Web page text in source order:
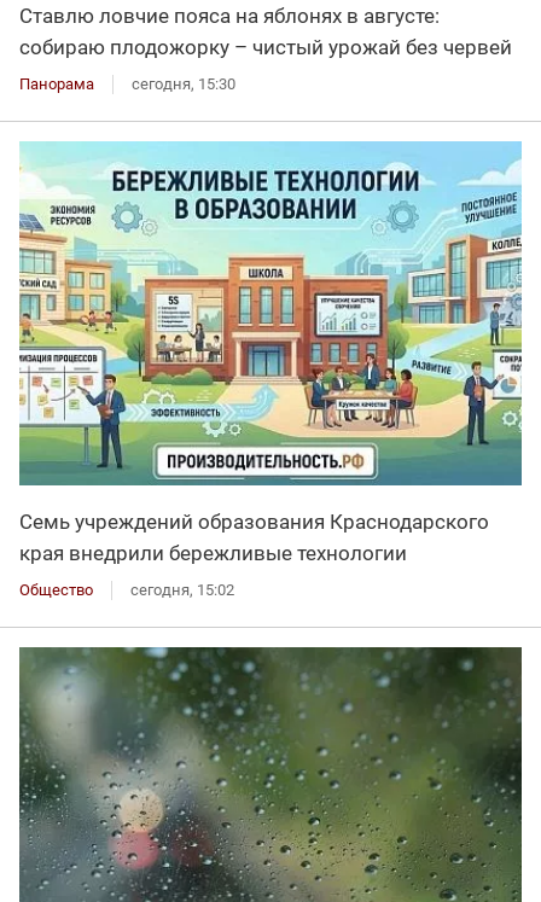
Ставлю ловчие пояса на яблонях в августе:
собираю плодожорку – чистый урожай без червей
Панорама сегодня, 15:30
Семь учреждений образования Краснодарского
края внедрили бережливые технологии
Общество сегодня, 15:02